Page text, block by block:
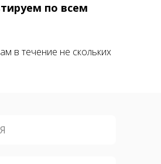
по всем
в течение не скольких